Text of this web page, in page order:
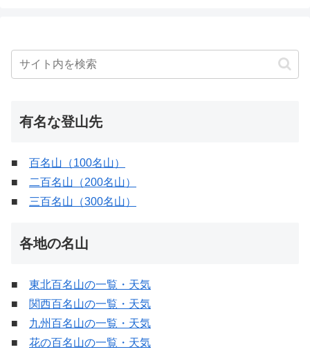
有名な登山先
■ 百名山（100名山）
■
二百名山（200名山）
■ 三百名山（300名山）
各地の名山
■ 東北百名山の一覧・天気
■ 関西百名山の一覧・天気
■ 九州百名山の一覧・天気
■ 花の百名山の一覧・天気